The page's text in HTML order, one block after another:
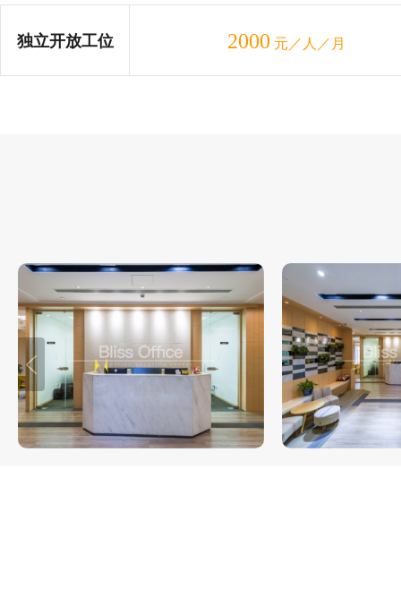
独立开放工位 2000 元／人／月